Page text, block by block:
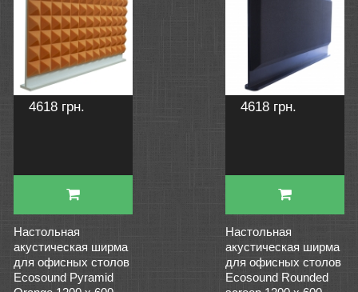
4618 грн.
Настольная
акустическая ширма
для офисных столов
Ecosound Pyramid
4618 грн.
Настольная
акустическая ширма
для офисных столов
Ecosound Rounded